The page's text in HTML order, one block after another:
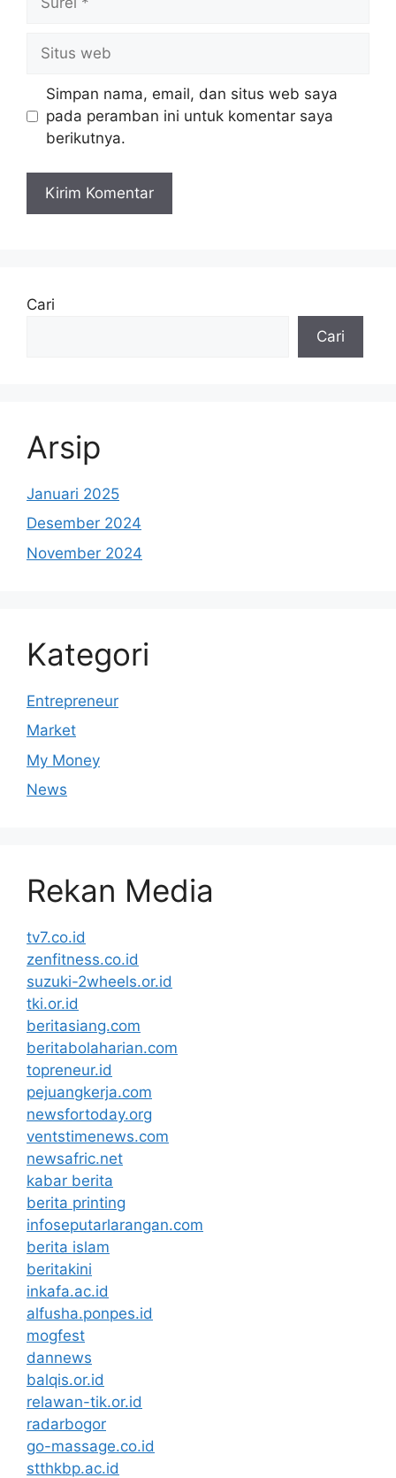
Situs
web
Simpan nama, email, dan situs web saya
pada peramban ini untuk komentar saya
berikutnya.
Cari
Cari
Arsip
Januari 2025
Desember 2024
November 2024
Kategori
Entrepreneur
Market
My Money
News
Rekan Media
tv7.co.id
zenfitness.co.id
suzuki-2wheels.or.id
tki.or.id
beritasiang.com
beritabolaharian.com
topreneur.id
pejuangkerja.com
newsfortoday.org
ventstimenews.com
newsafric.net
kabar berita
berita printing
infoseputarlarangan.com
berita islam
beritakini
inkafa.ac.id
alfusha.ponpes.id
mogfest
dannews
balqis.or.id
relawan-tik.or.id
radarbogor
go-massage.co.id
stthkbp.ac.id